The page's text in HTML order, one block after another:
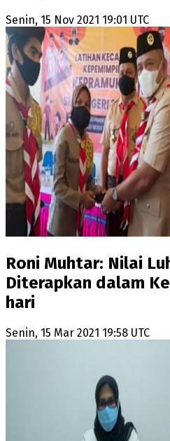
Senin, 15 Nov 2021 19:01 UTC
Roni Muhtar: Nilai
Diterapkan dalam
hari
Senin, 15 Mar 2021 19:58 UTC